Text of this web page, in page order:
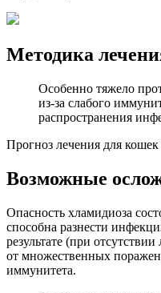
Методика
Особенно тяжело
из-за слабого
распространения
Прогноз лечения для
Возможные
Опасность хламидиоза
способна разнести
результате (при
от множественных
иммунитета.